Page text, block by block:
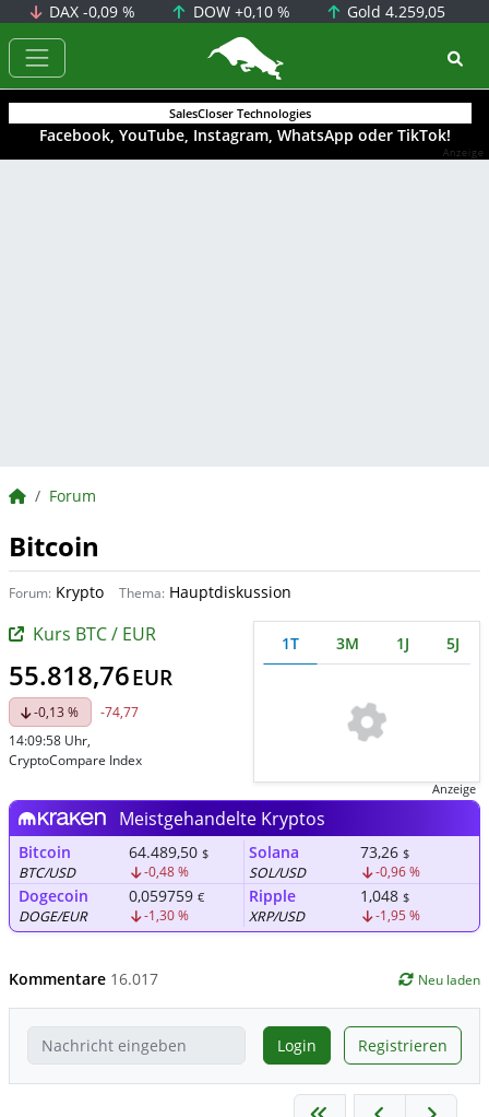
DAX-0,09 % DOW +0,10 % Gold4.259,05
BörsenNEWS.de
SalesCloser Technologies
Facebook, YouTube, Instagram, WhatsApp oder TikTok!
Anzeige
BörsenNEWS.de
Forum
Bitcoin
Forum: Krypto Thema: Hauptdiskussion
Kurs BTC / EUR
55.818,76EUR
-0,13 %
-74,77
14:09:58 Uhr,
CryptoCompare Index
1T 3M 1J 5J
Anzeige
Meistgehandelte Kryptos
Bitcoin
BTC/USD
64.489,50 $
-0,48 %
Solana
SOL/USD
73,26 $
-0,96 %
Dogecoin
DOGE/EUR
0,059759 €
-1,30 %
Ripple
XRP/USD
1,048 $
-1,95 %
Kommentare 16.017 Neu laden
Login Registrieren